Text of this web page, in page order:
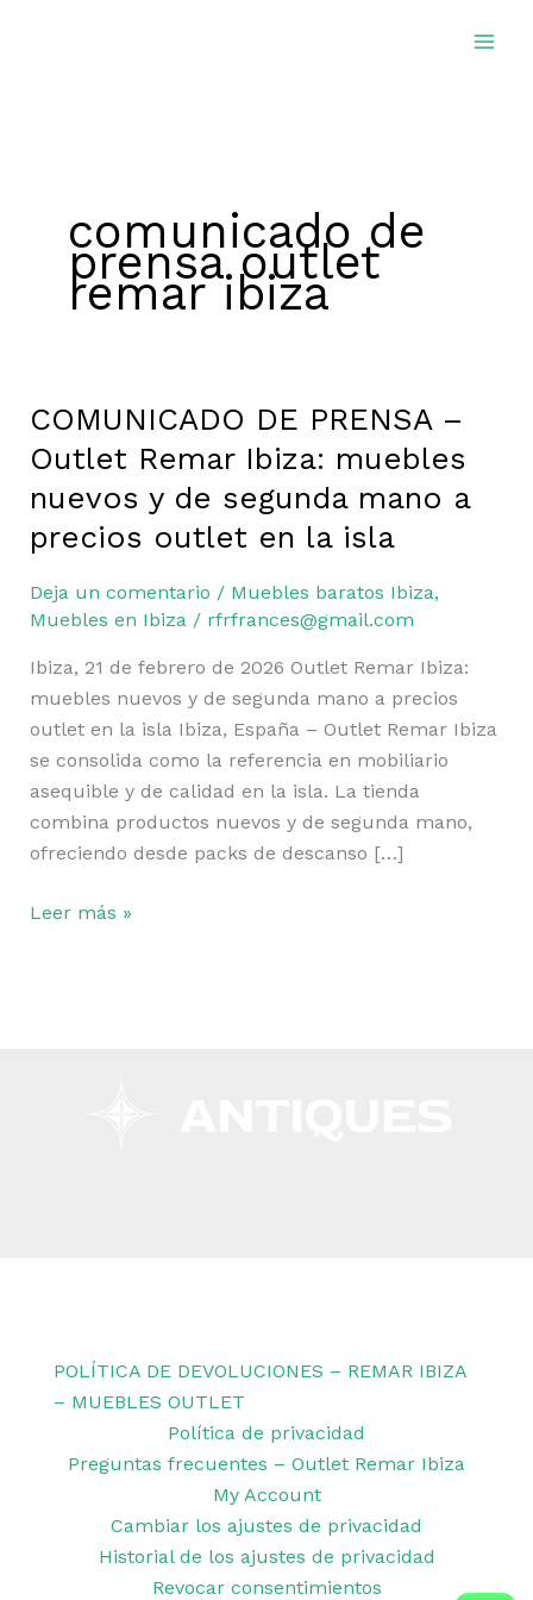
comunicado de
prensa outlet
remar ibiza
COMUNICADO DE PRENSA –
Outlet Remar Ibiza: muebles
nuevos y de segunda mano a
precios outlet en la isla
Deja un comentario / Muebles baratos Ibiza,
Muebles en Ibiza/ rfrfrances@gmail.com
Ibiza, 21 de febrero de 2026 Outlet Remar Ibiza:
muebles nuevos y de segunda mano a precios
outlet en la isla Ibiza, España – Outlet Remar Ibiza
se consolida como la referencia en mobiliario
asequible y de calidad en la isla. La tienda
combina productos nuevos y de segunda mano,
ofreciendo desde packs de descanso […]
COMUNICADO
DE
PRENSA
–
Outlet
Ibiza:
muebles
nuevos
y
de
segunda
mano
a
precios
en
Leer más »
POLÍTICA DE DEVOLUCIONES – REMAR IBIZA
– MUEBLES OUTLET
Política de privacidad
Preguntas frecuentes – Outlet Remar Ibiza
My Account
Cambiar los ajustes de privacidad
Historial de los ajustes de privacidad
Revocar consentimientos